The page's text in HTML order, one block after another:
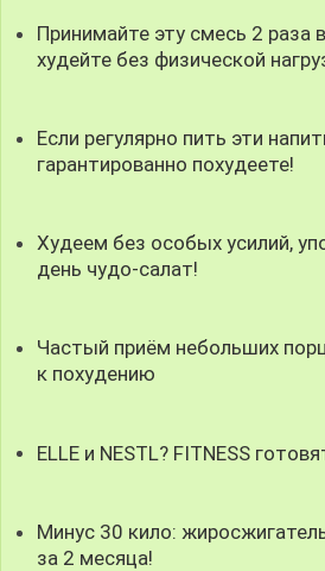
Принимайте эту смесь 2 раза
худейте без физической
Если регулярно пить эти
гарантированно похудеете!
Худеем без особых усилий,
день чудо-салат!
Частый приём небольших
к похудению
ELLE и NESTL? FITNESS
Минус 30 кило:
за 2 месяца!